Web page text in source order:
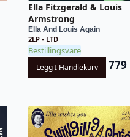
Ella Fitzgerald & Louis
Armstrong
Ella And Louis Again
2LP - LTD
Bestillingsvare
Legg I Handlekurv 779